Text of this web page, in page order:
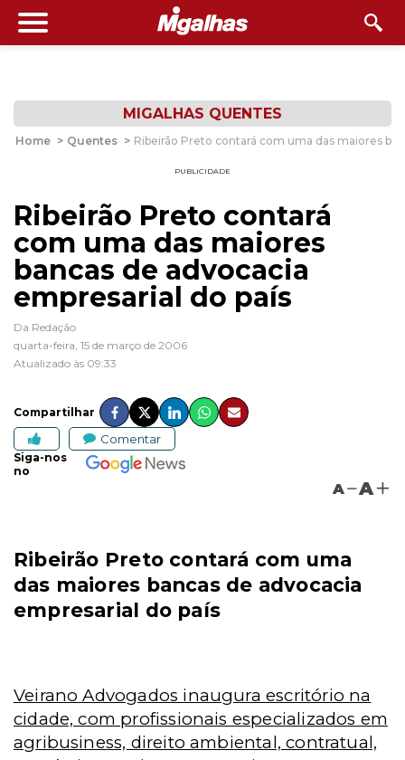
MIGALHAS QUENTES
Home > Quentes > Ribeirão Preto contará com uma das maiores
PUBLICIDADE
Ribeirão Preto contará
com uma das maiores
bancas de advocacia
empresarial do país
Da Redação
quarta-feira, 15 de março de 2006
Atualizado às 09:33
Compartilhar
Comentar
Siga-nos
no
A A
Ribeirão Preto contará com uma
das maiores bancas de advocacia
empresarial do país
Veirano Advogados inaugura escritório na
cidade, com profissionais especializados em
agribusiness, direito ambiental, contratual,